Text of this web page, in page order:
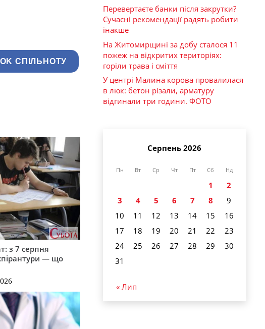
СПІЛЬНОТУ
з 7 серпня
— що
Перевертаєте банки після закрутки?
Сучасні рекомендації радять робити
інакше
На Житомирщині за добу сталося 11
пожеж на відкритих територіях:
горіли трава і сміття
У центрі Малина корова провалилася
в люк: бетон різали, арматуру
відгинали три години. ФОТО
Серпень 2026
Пн Вт Ср Чт Пт Сб Нд
1
2
3
4 5 6 7 8
9
10
11 12 13 14 15
16
17
18 19 20 21 22
23
24
25 26 27 28 29
30
31
« Лип